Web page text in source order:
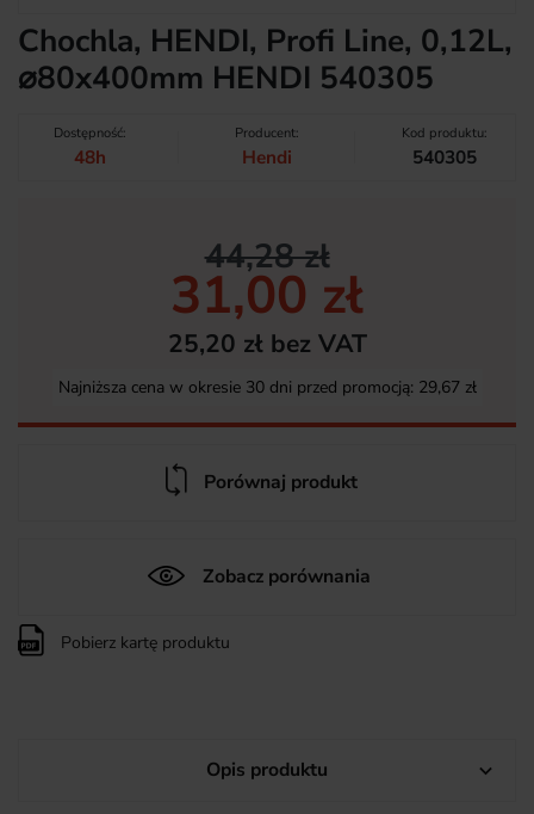
Chochla, HENDI, Profi Line, 0,12L,
⌀80x400mm HENDI 540305
Dostępność:
48h
Producent:
Hendi
Kod produktu:
540305
44,28 zł
31,00 zł
25,20 zł bez VAT
Najniższa cena w okresie 30 dni przed promocją: 29,67 zł
Porównaj produkt
Zobacz porównania
Pobierz kartę produktu
Opis produktu 